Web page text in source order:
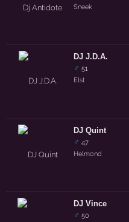
Sneek
DJ J.D.A.
♂ 51
Elst
DJ Quint
♂ 47
Helmond
DJ Vince
♂ 50